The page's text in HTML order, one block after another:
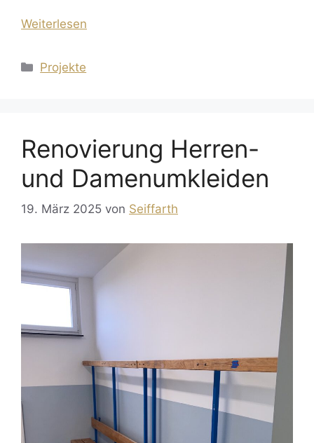
Weiterlesen
Kategorien
Projekte
Renovierung Herren-
und Damenumkleiden
19. März 2025 von Seiffarth